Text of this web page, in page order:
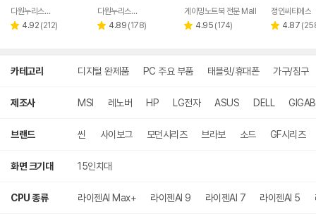
페이
다원누리스토어
별 4.92 리
(212)
페이
다원누리스토어
별 4.89 리
(178)
게이밍노트북 전문 Mall
별 4.95 리
(174)
정인씨티에스
별 4.87 리
(
카테고리 디지털 완제품 PC 주요 부품 태블릿/휴대폰 가구/침구
제조사 MSI 레노버 HP LG전자 ASUS DELL
브랜드 씬 사이보그 모던시리즈 브라보 소드 GF시리즈
화면 크기대 15인치대
CPU 종류 라이젠AI Max+ 라이젠AI 9 라이젠AI 7 라이젠AI 5